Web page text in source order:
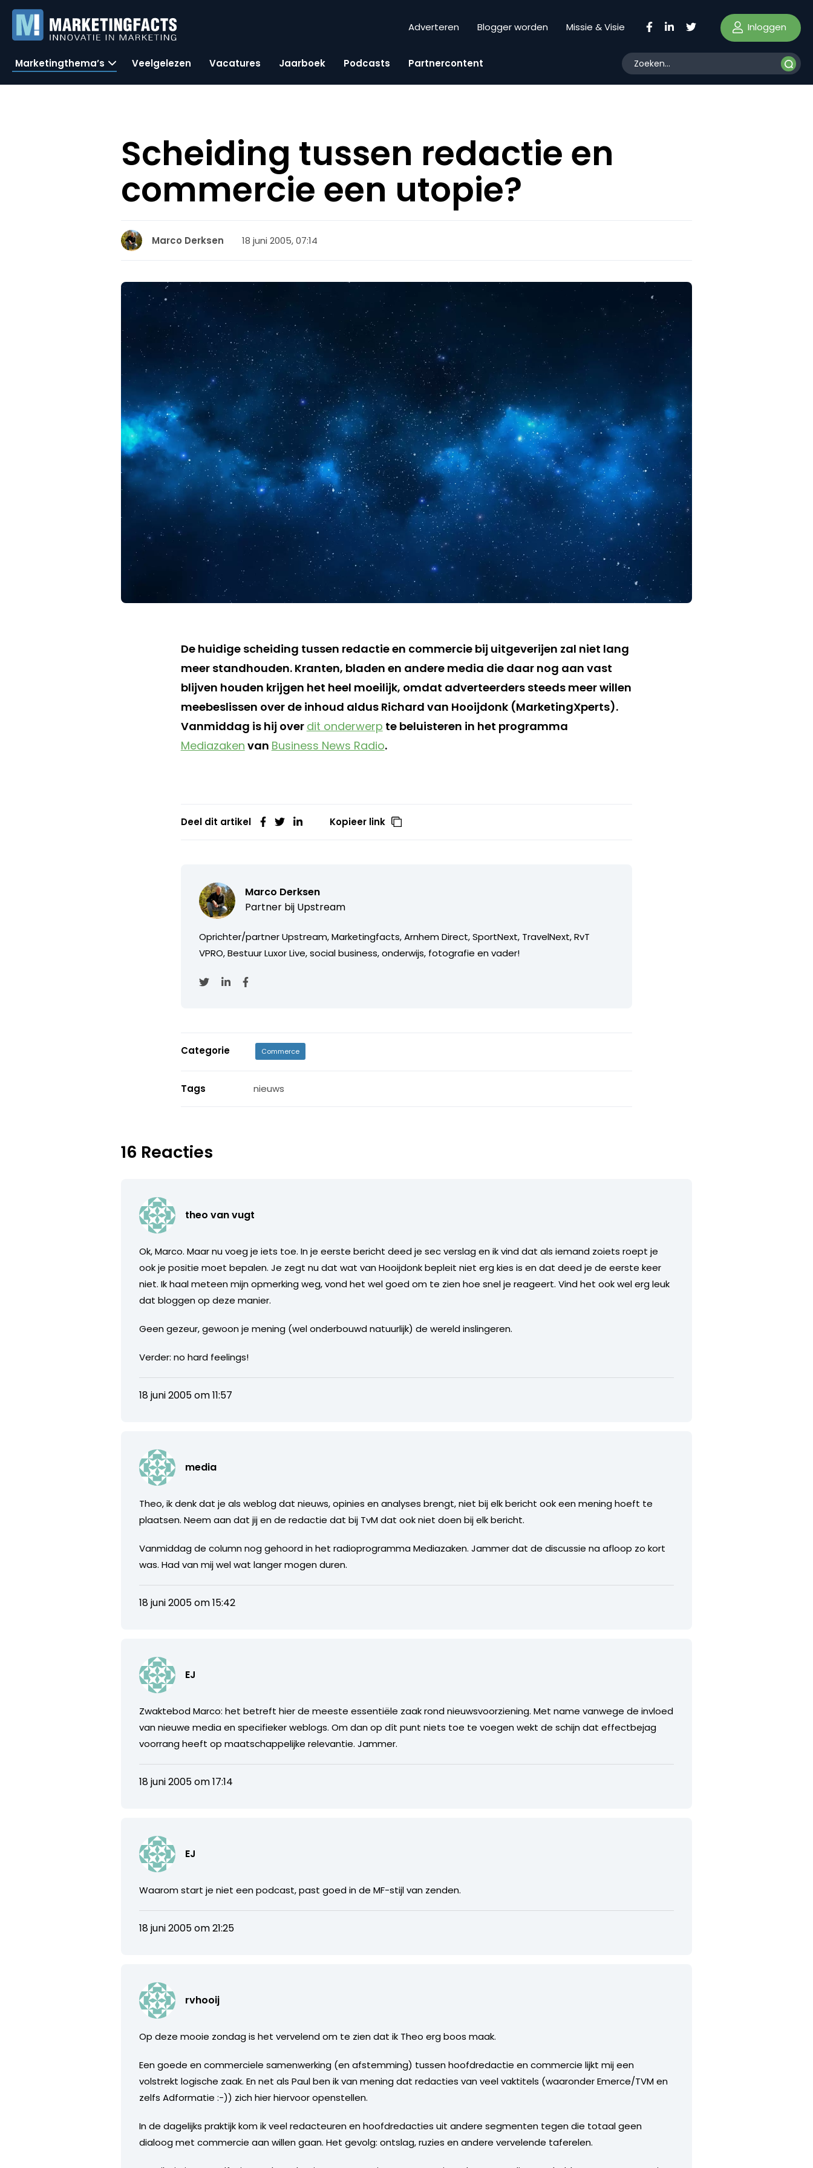
Adverteren Blogger worden Missie & Visie Inloggen
Marketingthema’s Veelgelezen Vacatures Jaarboek Podcasts Partnercontent
Scheiding tussen redactie en
commercie een utopie?
Marco Derksen 18 juni 2005, 07:14
De huidige scheiding tussen redactie en commercie bij uitgeverijen zal niet lang
meer standhouden. Kranten, bladen en andere media die daar nog aan vast
blijven houden krijgen het heel moeilijk, omdat adverteerders steeds meer willen
meebeslissen over de inhoud aldus Richard van Hooijdonk (MarketingXperts).
Vanmiddag is hij over dit onderwerp te beluisteren in het programma
Mediazaken van Business News Radio.
Deel dit artikel Kopieer link
Marco Derksen
Partner bij Upstream
Oprichter/partner Upstream, Marketingfacts, Arnhem Direct, SportNext, TravelNext, RvT
VPRO, Bestuur Luxor Live, social business, onderwijs, fotografie en vader!
Categorie Commerce
Tags nieuws
16 Reacties
theo van vugt
Ok, Marco. Maar nu voeg je iets toe. In je eerste bericht deed je sec verslag en ik vind dat als iemand zoiets roept je
ook je positie moet bepalen. Je zegt nu dat wat van Hooijdonk bepleit niet erg kies is en dat deed je de eerste keer
niet. Ik haal meteen mijn opmerking weg, vond het wel goed om te zien hoe snel je reageert. Vind het ook wel erg leuk
dat bloggen op deze manier.
Geen gezeur, gewoon je mening (wel onderbouwd natuurlijk) de wereld inslingeren.
Verder: no hard feelings!
18 juni 2005 om 11:57
media
Theo, ik denk dat je als weblog dat nieuws, opinies en analyses brengt, niet bij elk bericht ook een mening hoeft te
plaatsen. Neem aan dat jij en de redactie dat bij TvM dat ook niet doen bij elk bericht.
Vanmiddag de column nog gehoord in het radioprogramma Mediazaken. Jammer dat de discussie na afloop zo kort
was. Had van mij wel wat langer mogen duren.
18 juni 2005 om 15:42
EJ
Zwaktebod Marco: het betreft hier de meeste essentiële zaak rond nieuwsvoorziening. Met name vanwege de invloed
van nieuwe media en specifieker weblogs. Om dan op dít punt niets toe te voegen wekt de schijn dat effectbejag
voorrang heeft op maatschappelijke relevantie. Jammer.
18 juni 2005 om 17:14
EJ
Waarom start je niet een podcast, past goed in de MF-stijl van zenden.
18 juni 2005 om 21:25
rvhooij
Op deze mooie zondag is het vervelend om te zien dat ik Theo erg boos maak.
Een goede en commerciele samenwerking (en afstemming) tussen hoofdredactie en commercie lijkt mij een
volstrekt logische zaak. En net als Paul ben ik van mening dat redacties van veel vaktitels (waaronder Emerce/TVM en
zelfs Adformatie :-)) zich hier hiervoor openstellen.
In de dagelijks praktijk kom ik veel redacteuren en hoofdredacties uit andere segmenten tegen die totaal geen
dialoog met commercie aan willen gaan. Het gevolg: ontslag, ruzies en andere vervelende taferelen.